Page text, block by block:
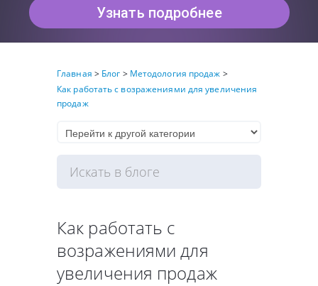
Узнать подробнее
Главная > Блог > Методология продаж >
Как работать с возражениями для увеличения
продаж
Как работать с
возражениями для
увеличения продаж